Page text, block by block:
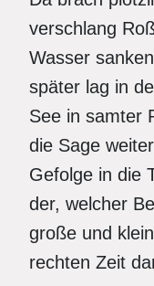
verschlang
Wasser
später lag in
See in samter
die Sage
Gefolge in die
der, welcher
große und
rechten Zeit